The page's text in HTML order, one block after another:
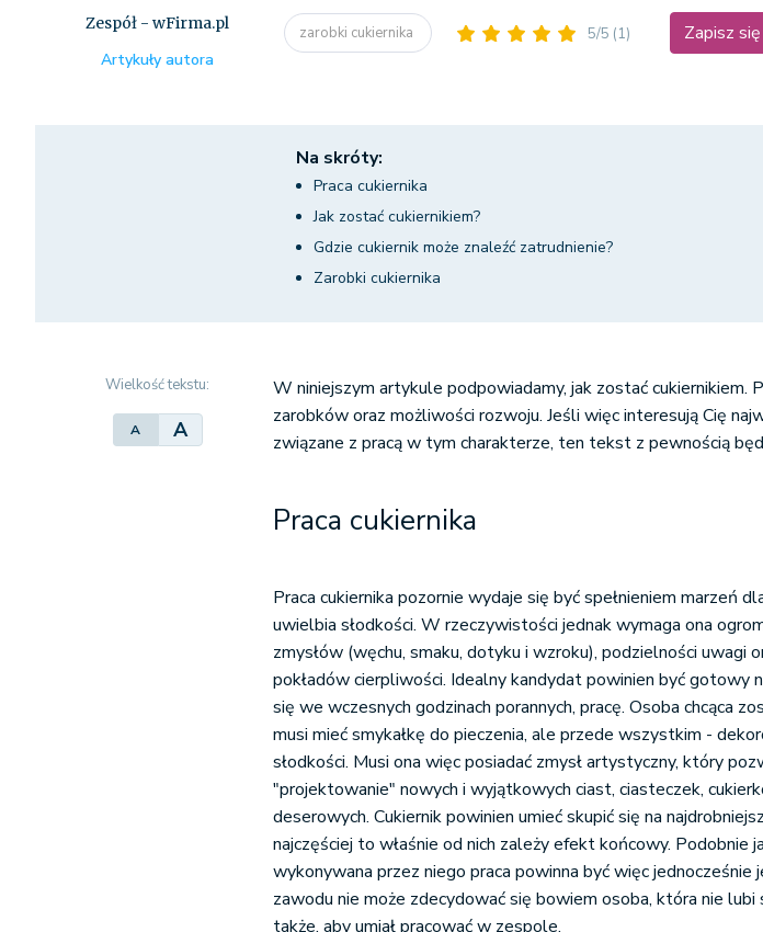
zarobki cukiernika 5/5 (1) Zapisz
Zespół - wFirma.pl
Artykuły autora
Na skróty:
Praca cukiernika
Jak zostać cukiernikiem?
Gdzie cukiernik może znaleźć zatrudnienie?
Zarobki cukiernika
Wielkość tekstu:
A A
W niniejszym artykule podpowiadamy, jak zostać cukiernikiem.
zarobków oraz możliwości rozwoju. Jeśli więc interesują Cię
związane z pracą w tym charakterze, ten tekst z pewnością
Praca cukiernika
Praca cukiernika pozornie wydaje się być spełnieniem marzeń
uwielbia słodkości. W rzeczywistości jednak wymaga ona
zmysłów (węchu, smaku, dotyku i wzroku), podzielności uwagi
pokładów cierpliwości. Idealny kandydat powinien być gotowy
się we wczesnych godzinach porannych, pracę. Osoba chcąca
musi mieć smykałkę do pieczenia, ale przede wszystkim -
słodkości. Musi ona więc posiadać zmysł artystyczny, który
"projektowanie" nowych i wyjątkowych ciast, ciasteczek,
deserowych. Cukiernik powinien umieć skupić się na
najczęściej to właśnie od nich zależy efekt końcowy. Podobnie
wykonywana przez niego praca powinna być więc jednocześnie
zawodu nie może zdecydować się bowiem osoba, która nie lubi
także, aby umiał pracować w zespole.